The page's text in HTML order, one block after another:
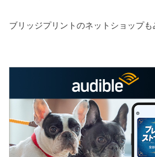
ブリッジプリントのネットショップ